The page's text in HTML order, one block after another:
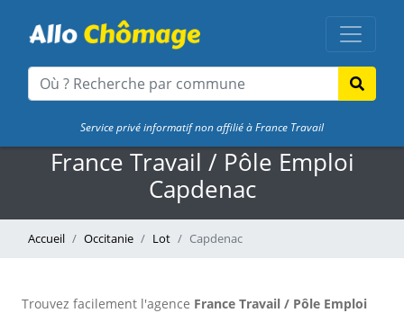
Service privé informatif non affilié à France Travail
France Travail / Pôle Emploi
Capdenac
Accueil Occitanie Lot Capdenac
Trouvez facilement l'agence France Travail / Pôle Emploi